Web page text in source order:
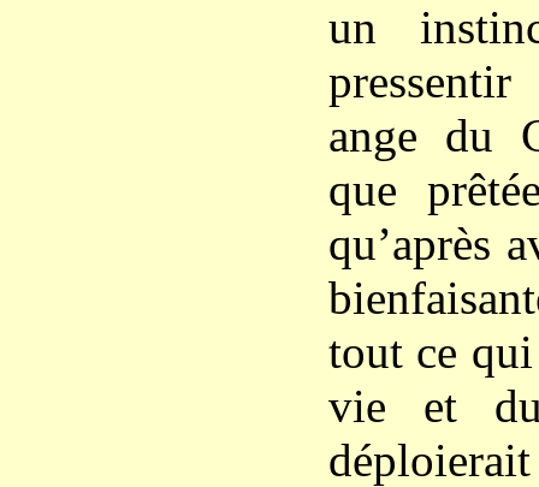
un
ange du
que
qu’après
tout ce
vie et